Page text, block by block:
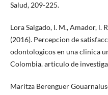
Salud, 209-225.
Lora Salgado, I. M., Amador, l.
(2016). Percepcion de
odontologicos en una clinica
Colombia. articulo de
Maritza Berenguer